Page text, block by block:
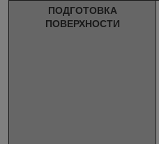
ПОДГОТОВКА
ПОВЕРХНОСТИ